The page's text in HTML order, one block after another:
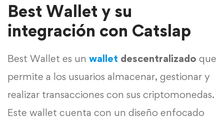
Best Wallet y su
integración con Catslap
Best Wallet es un wallet descentralizado que
permite a los usuarios almacenar, gestionar y
realizar transacciones con sus criptomonedas.
Este wallet cuenta con un diseño enfocado